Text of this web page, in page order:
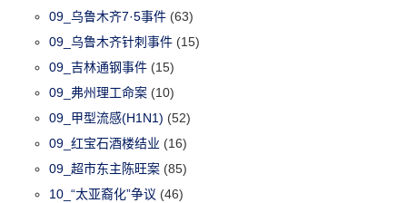
09_乌鲁木齐7·5事件 (63)
09_乌鲁木齐针刺事件 (15)
09_吉林通钢事件 (15)
09_弗州理工命案 (10)
09_甲型流感(H1N1) (52)
09_红宝石酒楼结业 (16)
09_超市东主陈旺案 (85)
10_“太亚裔化”争议 (46)